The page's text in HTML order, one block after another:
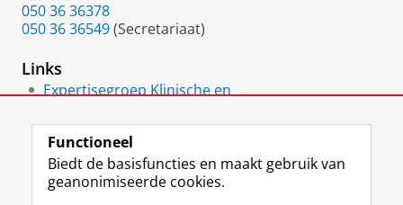
050 36 36378
050 36 36549(Secretariaat)
Links
Expertisegroep Klinische en
Functioneel
Biedt de basisfuncties en maakt gebruik van
geanonimiseerde cookies.